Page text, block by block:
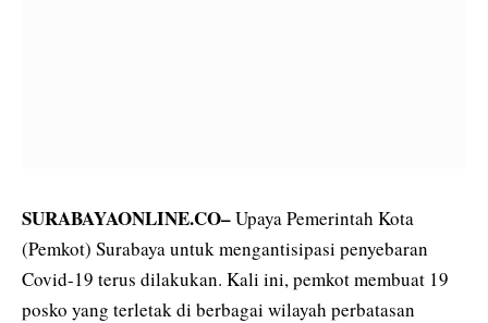
SURABAYAONLINE.CO–Upaya Pemerintah Kota
(Pemkot) Surabaya untuk mengantisipasi penyebaran
Covid-19 terus dilakukan. Kali ini, pemkot membuat 19
posko yang terletak di berbagai wilayah perbatasan